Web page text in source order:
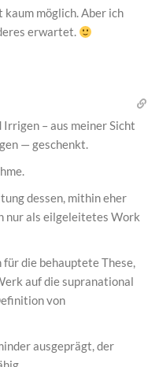
möglich. Aber ich
erwartet.
– aus meiner Sicht
— geschenkt.
dessen, mithin eher
nur als eilgeleitetes Work
die behauptete These,
auf die supranational
von
ausgeprägt, der